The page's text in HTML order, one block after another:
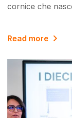
cornice che
Read more